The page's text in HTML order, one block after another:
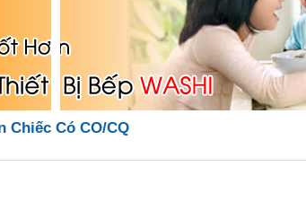
Chiếc Có CO/CQ